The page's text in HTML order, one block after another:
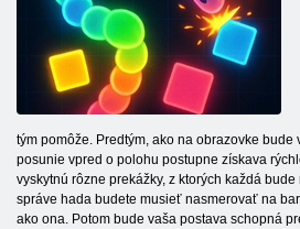
tým pomôže. Predtým, ako na obrazovke bude
posunie vpred o polohu postupne získava
vyskytnú rôzne prekážky, z ktorých každá
správe hada budete musieť nasmerovať na
ako ona. Potom bude vaša postava schopná